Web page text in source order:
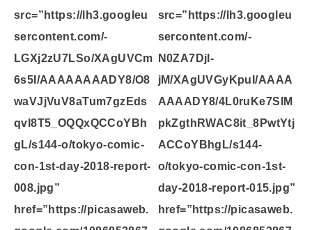
src=”https://lh3.googleu
sercontent.com/-
LGXj2zU7LSo/XAgUVCm
6s5I/AAAAAAAADY8/O8
waVJjVuV8aTum7gzEds
qvI8T5_OQQxQCCoYBh
gL/s144-o/tokyo-comic-
con-1st-day-2018-report-
008.jpg”
href=”https://picasaweb.
src=”https://lh3.googleu
sercontent.com/-
N0ZA7Djl-
jM/XAgUVGyKpuI/AAAA
AAAADY8/4L0ruKe7SIM
pkZgthRWAC8it_8PwtYtj
ACCoYBhgL/s144-
o/tokyo-comic-con-1st-
day-2018-report-015.jpg”
href=”https://picasaweb.